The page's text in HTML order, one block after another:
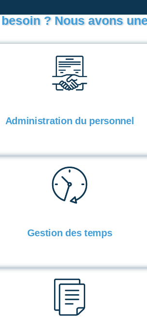
? Nous avons
Administration du personnel
Gestion des temps